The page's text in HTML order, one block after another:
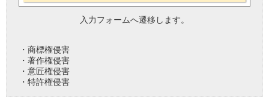
入力フォームへ遷移します。
・商標権侵害
・著作権侵害
・意匠権侵害
・特許権侵害